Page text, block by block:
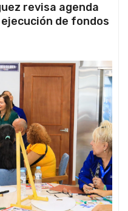
revisa agenda
de fondos